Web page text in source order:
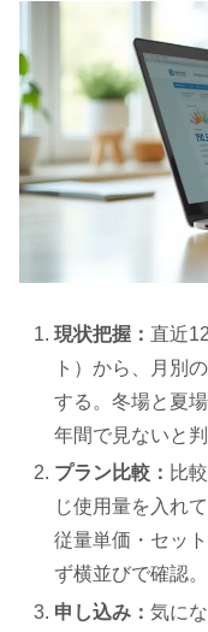
現状把握： 直近
ト）から、月別
する。冬場と夏
年間で見ないと
プラン比較： 比
じ使用量を入れ
従量単価・セッ
ず横並びで確認。
申し込み：気に